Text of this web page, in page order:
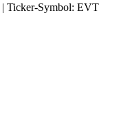
| Ticker-Symbol: EVT